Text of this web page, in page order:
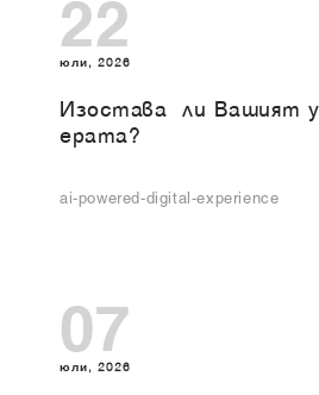
22
юли, 2026
Изоставa ли Вашият
ерата?
ai-powered-digital-experience
07
юли, 2026